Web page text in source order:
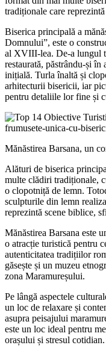
tradiționale care
Biserica principală a
Domnului”, este o
al XVIII-lea. De-a lungul
restaurată, păstrându-și în
inițială. Turla înaltă și
arhitecturii bisericii, iar
pentru detaliile lor fine și
Mănăstirea Barsana, un
Alături de biserica
multe clădiri tradiționale,
o clopotniță de lemn.
sculpturile din lemn
reprezintă scene biblice,
Mănăstirea Barsana este
o atracție turistică pentru
autenticitatea tradițiilor
găsește și un muzeu
zona Maramureșului.
Pe lângă aspectele
un loc de relaxare și
asupra peisajului
este un loc ideal pentru
orașului și stresul cotidian.